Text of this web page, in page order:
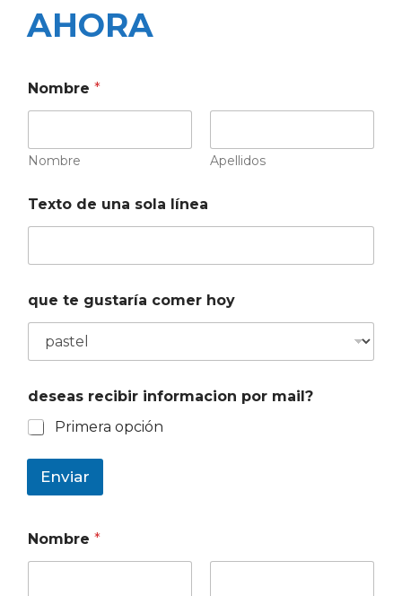
AHORA
Nombre *
Nombre Apellidos
Texto de una sola línea
que te gustaría comer hoy
deseas recibir informacion por mail?
Primera opción
Enviar
Nombre *